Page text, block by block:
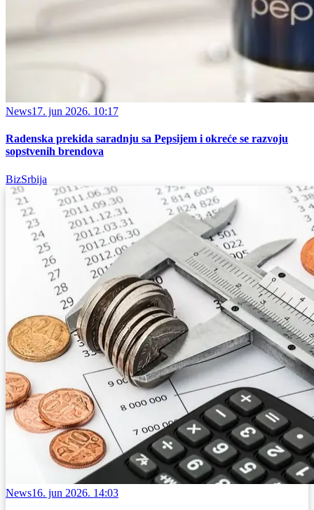
News17. jun 2026. 10:17
Radenska prekida saradnju sa Pepsijem i okreće se razvoju
sopstvenih brendova
BizSrbija
News16. jun 2026. 14:03